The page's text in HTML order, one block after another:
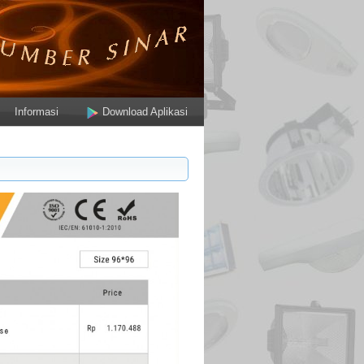
Informasi Download Aplikasi